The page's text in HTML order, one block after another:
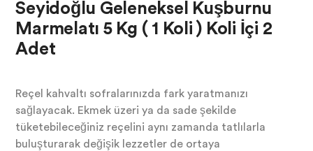
Seyidoğlu Geleneksel Kuşburnu
Marmelatı 5 Kg ( 1 Koli ) Koli İçi 2
Adet
Reçel kahvaltı sofralarınızda fark yaratmanızı
sağlayacak. Ekmek üzeri ya da sade şekilde
tüketebileceğiniz reçelini aynı zamanda tatlılarla
buluşturarak değişik lezzetler de ortaya